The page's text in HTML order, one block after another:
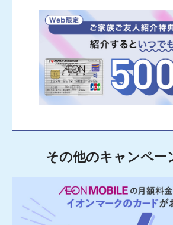
その他のキャンペー